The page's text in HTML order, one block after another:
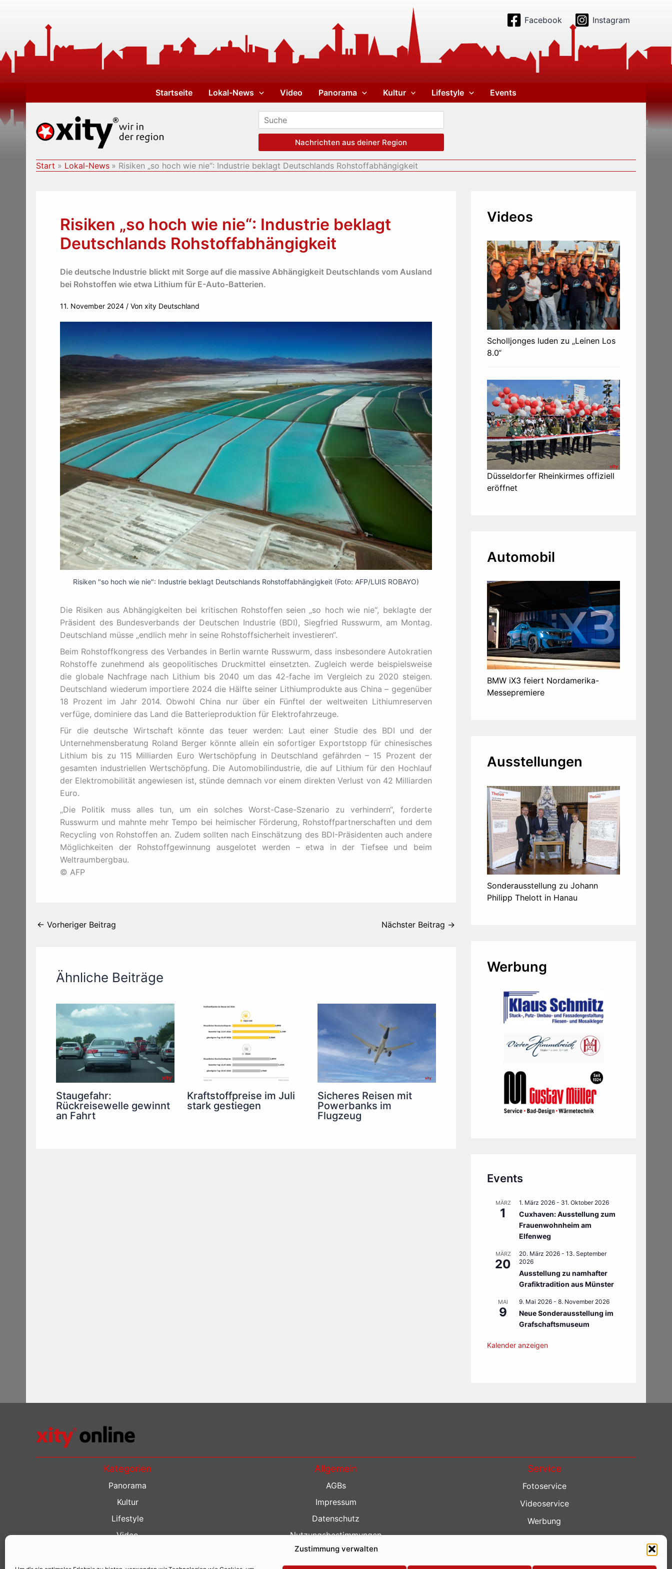
Zustimmung verwalten
Facebook Instagram
Startseite Lokal-News Video Panorama Kultur Lifestyle Events
Nachrichten aus deiner Region
Start Lokal-News Risiken „so hoch wie nie“: Industrie beklagt Deutschlands Rohstoffabhängigkeit
Risiken „so hoch wie nie“: Industrie beklagt
Deutschlands Rohstoffabhängigkeit
Die deutsche Industrie blickt mit Sorge auf die massive Abhängigkeit Deutschlands vom Ausland
bei Rohstoffen wie etwa Lithium für E-Auto-Batterien.
11. November 2024 / Von xity Deutschland
Risiken "so hoch wie nie": Industrie beklagt Deutschlands Rohstoffabhängigkeit (Foto: AFP/LUIS ROBAYO)
Die Risiken aus Abhängigkeiten bei kritischen Rohstoffen seien „so hoch wie nie“, beklagte der
Präsident des Bundesverbands der Deutschen Industrie (BDI), Siegfried Russwurm, am Montag.
Deutschland müsse „endlich mehr in seine Rohstoffsicherheit investieren“.
Beim Rohstoffkongress des Verbandes in Berlin warnte Russwurm, dass insbesondere Autokratien
Rohstoffe zunehmend als geopolitisches Druckmittel einsetzten. Zugleich werde beispielsweise
die globale Nachfrage nach Lithium bis 2040 um das 42-fache im Vergleich zu 2020 steigen.
Deutschland wiederum importiere 2024 die Hälfte seiner Lithiumprodukte aus China – gegenüber
18 Prozent im Jahr 2014. Obwohl China nur über ein Fünftel der weltweiten Lithiumreserven
verfüge, dominiere das Land die Batterieproduktion für Elektrofahrzeuge.
Für die deutsche Wirtschaft könnte das teuer werden: Laut einer Studie des BDI und der
Unternehmensberatung Roland Berger könnte allein ein sofortiger Exportstopp für chinesisches
Lithium bis zu 115 Milliarden Euro Wertschöpfung in Deutschland gefährden – 15 Prozent der
gesamten industriellen Wertschöpfung. Die Automobilindustrie, die auf Lithium für den Hochlauf
der Elektromobilität angewiesen ist, stünde demnach vor einem direkten Verlust von 42 Milliarden
Euro.
„Die Politik muss alles tun, um ein solches Worst-Case-Szenario zu verhindern“, forderte
Russwurm und mahnte mehr Tempo bei heimischer Förderung, Rohstoffpartnerschaften und dem
Recycling von Rohstoffen an. Zudem sollten nach Einschätzung des BDI-Präsidenten auch andere
Möglichkeiten der Rohstoffgewinnung ausgelotet werden – etwa in der Tiefsee und beim
Weltraumbergbau.
© AFP
← Vorheriger Beitrag Nächster Beitrag →
Ähnliche Beiträge
Staugefahr:
Rückreisewelle gewinnt
an Fahrt
Kraftstoffpreise im Juli
stark gestiegen
Sicheres Reisen mit
Powerbanks im
Flugzeug
Videos
Scholljonges luden zu „Leinen Los
8.0“
Düsseldorfer Rheinkirmes offiziell
eröffnet
Automobil
BMW iX3 feiert Nordamerika-
Messepremiere
Ausstellungen
Sonderausstellung zu Johann
Philipp Thelott in Hanau
Werbung
Events
MÄRZ
1
1. März 2026 - 31. Oktober 2026
Cuxhaven: Ausstellung zum
Frauenwohnheim am
Elfenweg
MÄRZ
20
20. März 2026 - 13. September
2026
Ausstellung zu namhafter
Grafiktradition aus Münster
MAI
9
9. Mai 2026 - 8. November 2026
Neue Sonderausstellung im
Grafschaftsmuseum
Kalender anzeigen
Kategorien
Panorama
Kultur
Lifestyle
Video
Allgemein
AGBs
Impressum
Datenschutz
Nutzungsbestimmungen
Kontakt
Service
Fotoservice
Videoservice
Werbung